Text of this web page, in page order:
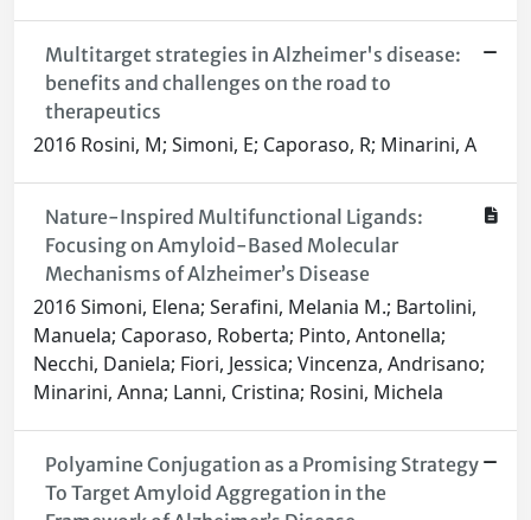
Multitarget strategies in Alzheimer's disease:
benefits and challenges on the road to
therapeutics
2016 Rosini, M; Simoni, E; Caporaso, R; Minarini, A
Nature-Inspired Multifunctional Ligands:
Focusing on Amyloid-Based Molecular
Mechanisms of Alzheimer’s Disease
2016 Simoni, Elena; Serafini, Melania M.; Bartolini,
Manuela; Caporaso, Roberta; Pinto, Antonella;
Necchi, Daniela; Fiori, Jessica; Vincenza, Andrisano;
Minarini, Anna; Lanni, Cristina; Rosini, Michela
Polyamine Conjugation as a Promising Strategy
To Target Amyloid Aggregation in the